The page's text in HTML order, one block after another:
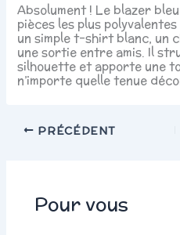
Absolument ! Le blazer
pièces les plus
un simple t-shirt blanc, un
une sortie entre amis. Il
silhouette et apporte une
n’importe quelle tenue
PRÉCÉDENT
Pour vous